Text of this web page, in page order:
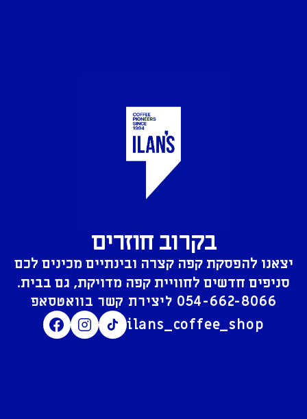
בקרוב חוזרים
יצאנו להפסקת קפה קצרה ובינתיים מכינים לכם
סניפים חדשים לחוויית קפה מדויקת, גם בבית.
054-662-8066
ilans_coffee_shop